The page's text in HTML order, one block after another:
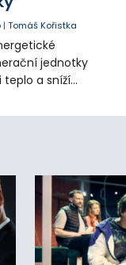
|Tomáš Kořistka
jednotky
teplo a sníží